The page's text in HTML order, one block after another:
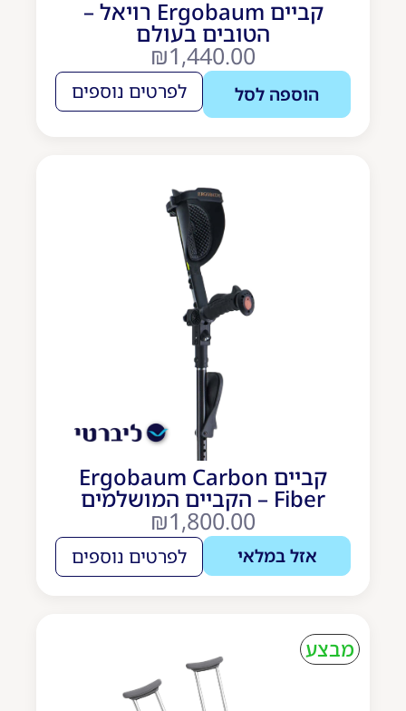
קביים Ergobaum רויאל –
הטובים בעולם
₪1,440.00
הוספה לסל לפרטים נוספים
קביים Ergobaum Carbon
Fiber – הקביים המושלמים
₪1,800.00
אזל במלאי לפרטים נוספים
מבצע